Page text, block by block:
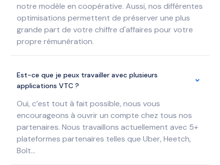
notre modèle en coopérative. Aussi, nos différentes
optimisations permettent de préserver une plus
grande part de votre chiffre d'affaires pour votre
propre rémunération.
Est-ce que je peux travailler avec plusieurs
applications VTC ?
Oui, c’est tout à fait possible, nous vous
encourageons à ouvrir un compte chez tous nos
partenaires. Nous travaillons actuellement avec 5+
plateformes partenaires telles que Uber, Heetch,
Bolt…